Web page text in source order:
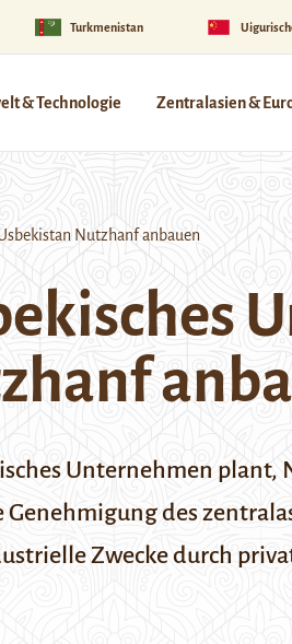
Turkmenistan
& Technologie Zentralasien &
Nutzhanf anbauen
Unternehmen
des
Zwecke durch